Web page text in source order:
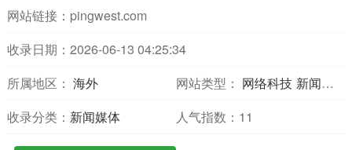
网站链接： pingwest.com
收录日期：2026-06-13 04:25:34
所属地区： 海外 网站类型： 网络科技 新闻媒体
收录分类： 新闻媒体 人气指数： 11